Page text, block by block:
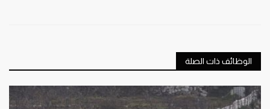
الوظائف ذات الصلة